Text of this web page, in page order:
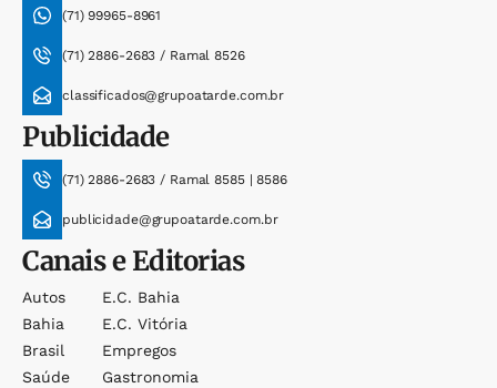
(71) 99965-8961
(71) 2886-2683 / Ramal 8526
classificados@grupoatarde.com.br
Publicidade
(71) 2886-2683 / Ramal 8585 | 8586
publicidade@grupoatarde.com.br
Canais e Editorias
Autos
Bahia
Brasil
Saúde
E.c. Bahia
E.c. Vitória
Empregos
Gastronomia